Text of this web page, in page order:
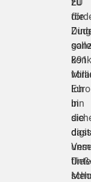
die
Ich
bin
dass
891
Euro
in
die